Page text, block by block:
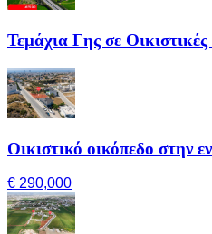
Τεμάχια Γης σε Οικιστικές
Οικιστικό οικόπεδο στην
€ 290,000